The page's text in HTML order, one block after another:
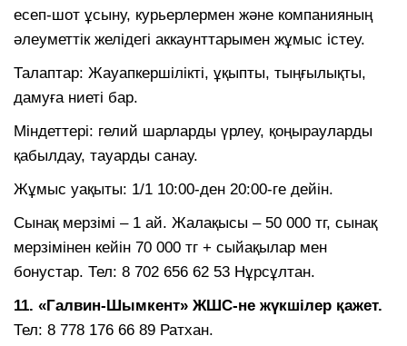
есеп-шот ұсыну, курьерлермен және компанияның
әлеуметтік желідегі аккаунттарымен жұмыс істеу.
Талаптар: Жауапкершілікті, ұқыпты, тыңғылықты,
дамуға ниеті бар.
Міндеттері: гелий шарларды үрлеу, қоңырауларды
қабылдау, тауарды санау.
Жұмыс уақыты: 1/1 10:00-ден 20:00-ге дейін.
Сынақ мерзімі – 1 ай. Жалақысы – 50 000 тг, сынақ
мерзімінен кейін 70 000 тг + сыйақылар мен
бонустар. Тел: 8 702 656 62 53 Нұрсұлтан.
11. «Галвин-Шымкент» ЖШС-не жүкшілер қажет.
Тел: 8 778 176 66 89 Ратхан.